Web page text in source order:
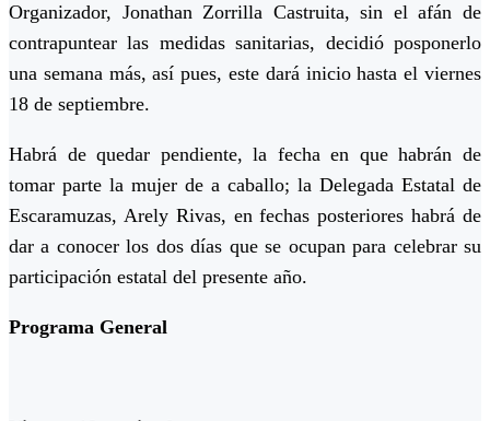
Organizador, Jonathan Zorrilla Castruita, sin el afán de
contrapuntear las medidas sanitarias, decidió posponerlo
una semana más, así pues, este dará inicio hasta el viernes
18 de septiembre.
Habrá de quedar pendiente, la fecha en que habrán de
tomar parte la mujer de a caballo; la Delegada Estatal de
Escaramuzas, Arely Rivas, en fechas posteriores habrá de
dar a conocer los dos días que se ocupan para celebrar su
participación estatal del presente año.
Programa General